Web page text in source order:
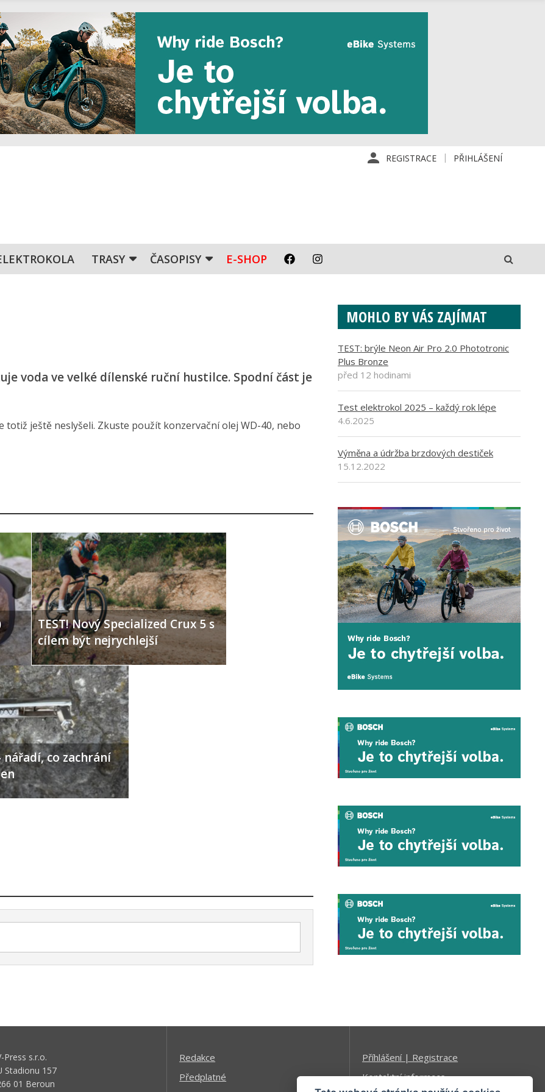
REGISTRACE PŘIHLÁŠENÍ
TRASY ČASOPISY E-SHOP
voda ve velké dílenské ruční hustilce. Spodní část je
ještě neslyšeli. Zkuste použít konzervační olej WD-40, nebo
TEST! Nový Specialized Crux 5 s
cílem být nejrychlejší
nářadí, co zachrání
MOHLO BY VÁS ZAJÍMAT
TEST: brýle Neon Air Pro 2.0 Phototronic
Plus Bronze
před 12 hodinami
Test elektrokol 2025 – každý rok lépe
4.6.2025
Výměna a údržba brzdových destiček
15.12.2022
Press s.r.o.
Stadionu 157
01 Beroun
Redakce
Předplatné
Příhlášení | Registrace
Kontaktní informace